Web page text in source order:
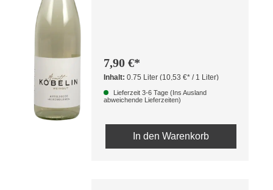
7,90 €*
Inhalt:0.75 Liter(10,53 €* / 1 Liter)
Lieferzeit 3-6 Tage (Ins Ausland
abweichende Lieferzeiten)
In den Warenkorb